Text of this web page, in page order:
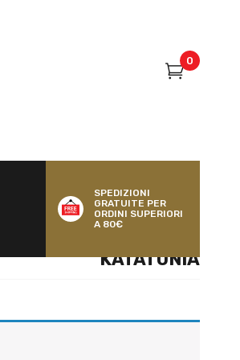
0
SPEDIZIONI
GRATUITE PER
ORDINI SUPERIORI
A 80€
KATATONIA